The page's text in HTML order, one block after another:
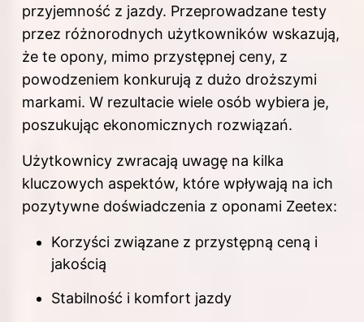
przyjemność z jazdy. Przeprowadzane testy
przez różnorodnych użytkowników wskazują,
że te opony, mimo przystępnej ceny, z
powodzeniem konkurują z dużo droższymi
markami. W rezultacie wiele osób wybiera je,
poszukując ekonomicznych rozwiązań.
Użytkownicy zwracają uwagę na kilka
kluczowych aspektów, które wpływają na ich
pozytywne doświadczenia z oponami Zeetex:
Korzyści związane z przystępną ceną i
jakością
Stabilność i komfort jazdy